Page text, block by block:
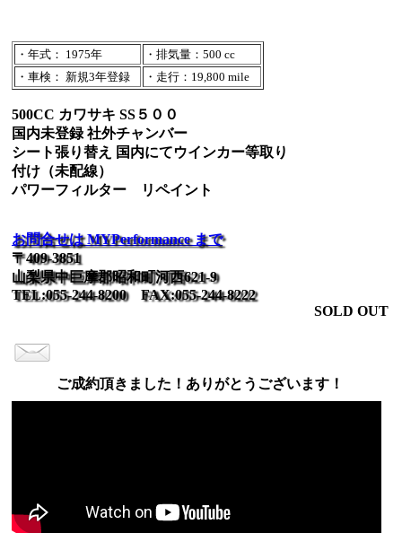
・年式： 1975年
・排気量：500 cc
・車検： 新規3年登録
・走行：19,800 mile
500CC カワサキ SS５００
国内未登録 社外チャンバー
シート張り替え 国内にてウインカー等取り
付け（未配線）
パワーフィルター リペイント
お問合せは MYPerformance まで
〒409-3851
山梨県中巨摩郡昭和町河西621-9
TEL:055-244-8200 FAX:055-244-8222
SOLD OUT
ご成約頂きました！ありがとうございます！